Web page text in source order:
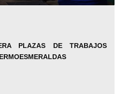
PLAZAS DE TRABAJOS